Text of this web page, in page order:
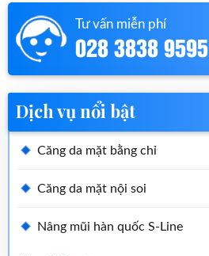
Tư vấn miễn phí
028 3838 9595
Dịch vụ nổi bật
Căng da mặt bằng chỉ
Căng da mặt nội soi
Nâng mũi hàn quốc S-Line